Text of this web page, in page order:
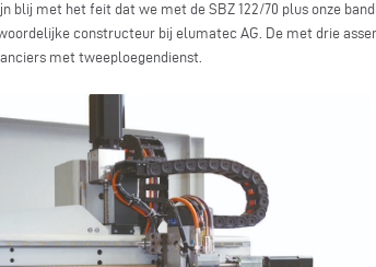
blij met het feit dat we met de SBZ 122/70 plus onze
constructeur bij elumatec AG. De met drie
met tweeploegendienst.